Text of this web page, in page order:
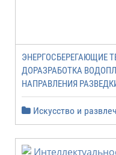
ЭНЕРГОСБЕРЕГАЮЩИЕ
ДОРАЗРАБОТКА
НАПРАВЛЕНИЯ
Искусство и